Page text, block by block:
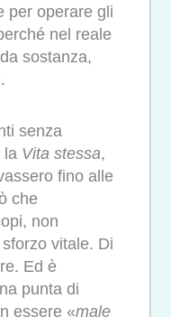
per operare gli
nel reale
sostanza,
senza
la Vita stessa,
fino alle
che
non
vitale. Di
Ed è
punta di
essere «male